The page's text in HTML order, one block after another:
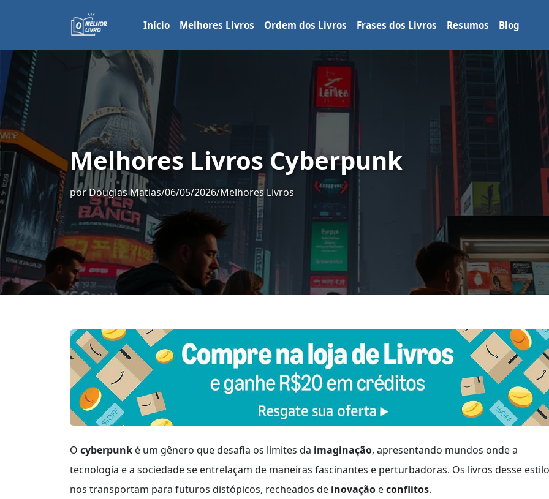
Início Melhores Livros Ordem dos Livros Frases dos Livros Resumos Blog
Melhores Livros Cyberpunk
porDouglas Matias/06/05/2026/Melhores Livros
O cyberpunk é um gênero que desafia os limites da imaginação, apresentando mundos onde a
tecnologia e a sociedade se entrelaçam de maneiras fascinantes e perturbadoras. Os livros desse estilo
nos transportam para futuros distópicos, recheados de inovação econflitos.